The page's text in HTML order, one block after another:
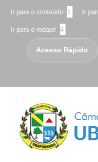
Ir para o conteúdo 1 Ir
Ir para o rodapé 4
Acesso Rápido